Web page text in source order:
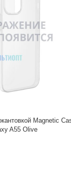
Magnetic
A55 Olive